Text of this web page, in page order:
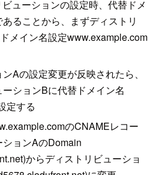
ューションの設定時、代替ドメ
ることから、まずディストリ
メイン名設定www.example.com
Aの設定変更が反映されたら、
ションBに代替ドメイン名
定する
のCNAMEレコー
ションAのDomain
からディストリビューショ